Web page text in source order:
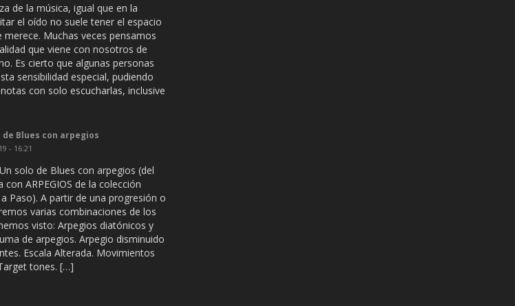
de la música, igual que en la
el oído no suele tener el espacio
merece. Muchas veces pensamos
que viene con nosotros de
Es cierto que algunas personas
sensibilidad especial, pudiendo
con solo escucharlas, inclusive
de Blues con arpegios
- 16:21
solo de Blues con arpegios (del
con ARPEGIOS de la colección
Paso). A partir de una progresión o
varias combinaciones de los
visto: Arpegios diatónicos y
de arpegios. Arpegio disminuido
Escala Alterada. Movimientos
tones. […]